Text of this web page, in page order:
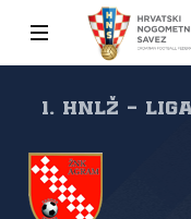
1. HNLŽ -